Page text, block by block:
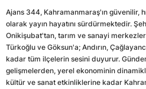
Ajans 344, Kahramanmaraş'ın güvenilir,
olarak yayın hayatını sürdürmektedir.
Onikişubat'tan, tarım ve sanayi
Türkoğlu ve Göksun'a; Andırın,
kadar tüm ilçelerin sesini duyurur.
gelişmelerden, yerel ekonominin
kültür ve sanat etkinliklerine kadar